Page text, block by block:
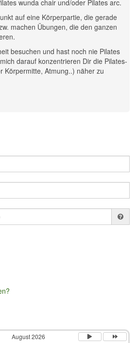
wunda chair und/oder Pilates arc.
auf eine Körperpartie, die gerade
machen Übungen, die den ganzen
besuchen und hast noch nie Pilates
darauf konzentrieren Dir die Pilates-
Körpermitte, Atmung..) näher zu
August 2026